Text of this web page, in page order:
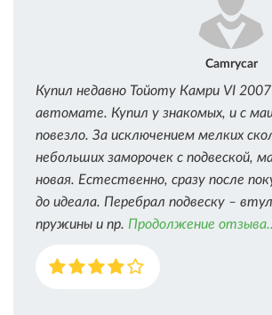
Camrycar
Купил недавно Тойоту Камри VI
автомате. Купил у знакомых, и с
повезло. За исключением мелких
небольших заморочек с подвеской,
новая. Естественно, сразу после
до идеала. Перебрал подвеску –
пружины и пр. Продолжение